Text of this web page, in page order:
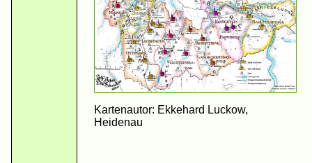
Kartenautor: Ekkehard Luckow,
Heidenau